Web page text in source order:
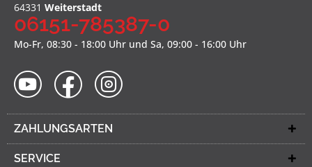
64331 Weiterstadt
06151-785387-0
Mo-Fr, 08:30 - 18:00 Uhr und Sa, 09:00 - 16:00 Uhr
ZAHLUNGSARTEN
SERVICE